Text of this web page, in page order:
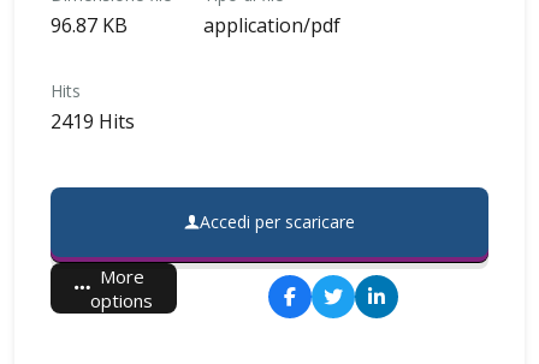
96.87 KB application/pdf
Hits
2419 Hits
Accedi per scaricare
More
options